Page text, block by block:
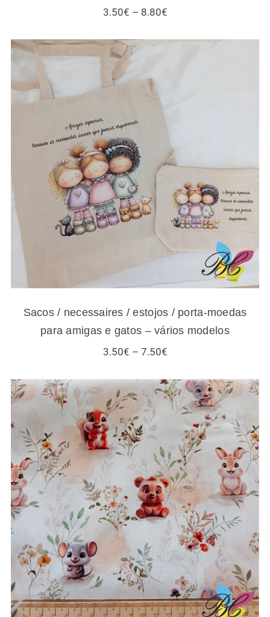
3.50€ – 8.80€Price
Sacos / necessaires / estojos / porta-
moedas para amigas e gatos – vários
modelos
Sacos / necessaires / estojos / porta-moedas
para amigas e gatos – vários modelos
3.50€ – 7.50€Price
through
7.50€
Tecidos infantis – esquilos e outros